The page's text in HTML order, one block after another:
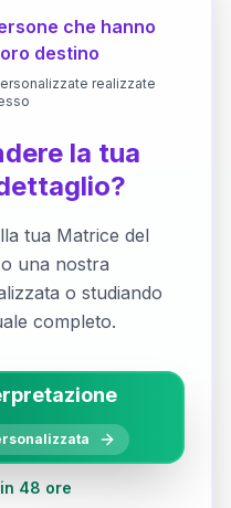
che hanno
destino
realizzate
la tua
tua Matrice del
una nostra
o studiando
completo.
48 ore